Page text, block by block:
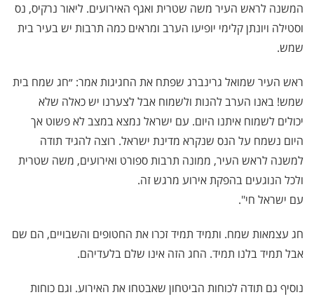
המשנה לראש העיר משה שטרית ואגף האירועים. ליאור נרקיס, נס
וסטילה ויונתן קלימי יופיעו הערב ומראים כמה תרבות יש בעיר בית
שמש.
ראש העיר שמואל גרינברג שפתח את החגיגות אמר: ״חג שמח בית
שמש! באנו הערב להנות ולשמוח אבל לצערנו יש כאלה שלא
יכולים לשמוח איתנו היום. עם ישראל נמצא במצב לא פשוט אך
היום נשמח על הנס שנקרא מדינת ישראל. רוצה להגיד תודה
למשנה לראש העיר, ממונה תרבות ספורט ואירועים, משה שטרית
ולכל הנוגעים בהפקת אירוע מרגש זה.
עם ישראל חי".
חג עצמאות שמח. ותמיד תמיד זכרו את החטופים והשבויים, הם שם
אבל תמיד בלנו תמיד. החג הזה אינו שלם בלעדיהם.
נוסיף גם תודה לכוחות הביטחון שאבטחו את האירוע. וגם כוחות